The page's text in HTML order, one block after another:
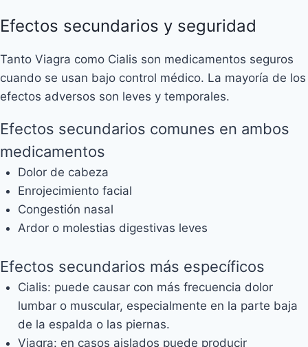
Efectos secundarios y seguridad
Tanto Viagra como Cialis son medicamentos seguros
cuando se usan bajo control médico. La mayoría de los
efectos adversos son leves y temporales.
Efectos secundarios comunes en ambos
medicamentos
Dolor de cabeza
Enrojecimiento facial
Congestión nasal
Ardor o molestias digestivas leves
Efectos secundarios más específicos
Cialis: puede causar con más frecuencia dolor
lumbar o muscular, especialmente en la parte baja
de la espalda o las piernas.
Viagra: en casos aislados puede producir